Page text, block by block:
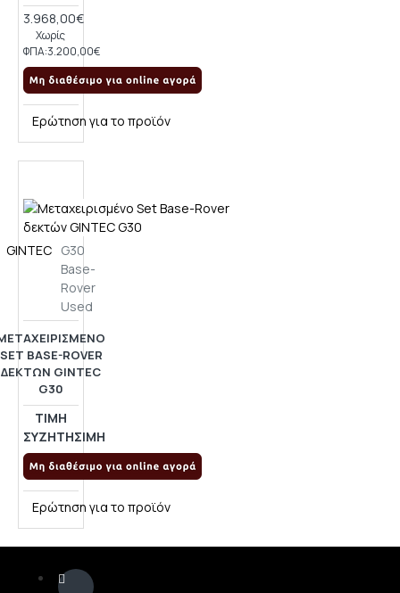
3.968,00€
Χωρίς
ΦΠΑ:3.200,00€
Ερώτηση για το προϊόν
GINTEC G30
Base-
Rover
Used
SET BASE-ROVER
ΔΕΚΤΏΝ GINTEC
G30
ΤΙΜΗ
ΣΥΖΗΤΗΣΙΜΗ
Ερώτηση για το προϊόν